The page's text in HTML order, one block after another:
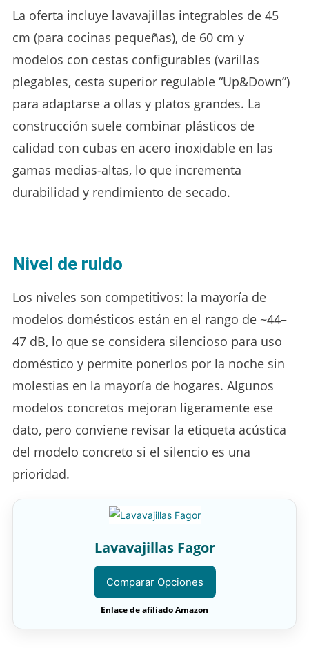
La oferta incluye lavavajillas integrables de 45
cm (para cocinas pequeñas), de 60 cm y
modelos con cestas configurables (varillas
plegables, cesta superior regulable “Up&Down”)
para adaptarse a ollas y platos grandes. La
construcción suele combinar plásticos de
calidad con cubas en acero inoxidable en las
gamas medias-altas, lo que incrementa
durabilidad y rendimiento de secado.
Nivel de ruido
Los niveles son competitivos: la mayoría de
modelos domésticos están en el rango de ~44–
47 dB, lo que se considera silencioso para uso
doméstico y permite ponerlos por la noche sin
molestias en la mayoría de hogares. Algunos
modelos concretos mejoran ligeramente ese
dato, pero conviene revisar la etiqueta acústica
del modelo concreto si el silencio es una
prioridad.
Lavavajillas Fagor
Comparar Opciones
Enlace de afiliado Amazon